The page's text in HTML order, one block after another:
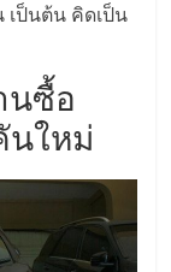
เป็นต้น คิดเป็น
นซื้อ
นใหม่